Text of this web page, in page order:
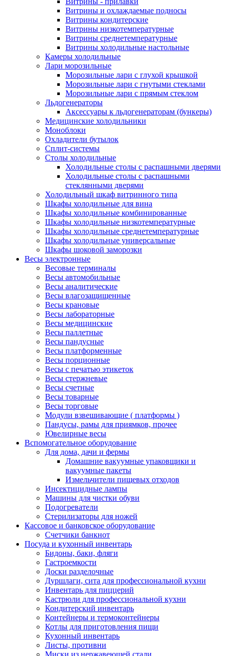
Витрины и охлаждаемые подносы
Витрины кондитерские
Витрины низкотемпературные
Витрины среднетемпературные
Витрины холодильные настольные
Камеры холодильные
Лари морозильные
Морозильные лари с глухой крышкой
Морозильные лари с гнутыми стеклами
Морозильные лари с прямым стеклом
Льдогенераторы
Аксессуары к льдогенераторам (бункеры)
Медицинские холодильники
Моноблоки
Охладители бутылок
Сплит-системы
Столы холодильные
Холодильные столы с распашными дверями
Холодильные столы с распашными
стеклянными дверями
Холодильный шкаф витринного типа
Шкафы холодильные для вина
Шкафы холодильные комбинированные
Шкафы холодильные низкотемпературные
Шкафы холодильные среднетемпературные
Шкафы холодильные универсальные
Шкафы шоковой заморозки
Весы электронные
Весовые терминалы
Весы автомобильные
Весы аналитические
Весы влагозащищенные
Весы крановые
Весы лабораторные
Весы медицинские
Весы паллетные
Весы пандусные
Весы платформенные
Весы порционные
Весы с печатью этикеток
Весы стержневые
Весы счетные
Весы товарные
Весы торговые
Модули взвешивающие ( платформы )
Пандусы, рамы для приямков, прочее
Ювелирные весы
Вспомогательное оборудование
Для дома, дачи и фермы
Домашние вакуумные упаковщики и
вакуумные пакеты
Измельчители пищевых отходов
Инсектицидные лампы
Машины для чистки обуви
Подогреватели
Стерилизаторы для ножей
Кассовое и банковское оборудование
Счетчики банкнот
Посуда и кухонный инвентарь
Бидоны, баки, фляги
Гастроемкости
Доски разделочные
Дуршлаги, сита для профессиональной кухни
Инвентарь для пиццерий
Кастрюли для профессиональной кухни
Кондитерский инвентарь
Контейнеры и термоконтейнеры
Котлы для приготовления пищи
Кухонный инвентарь
Листы, противни
Миски из нержавеющей стали